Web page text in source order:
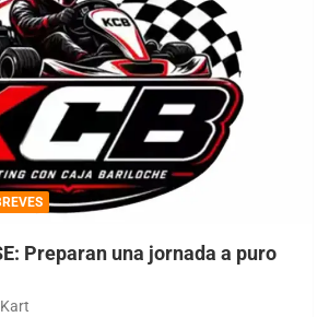
Preparan una jornada a puro